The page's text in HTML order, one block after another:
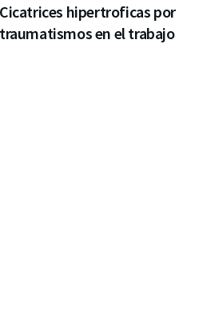
Cicatrices hipertroficas por
traumatismos en el trabajo